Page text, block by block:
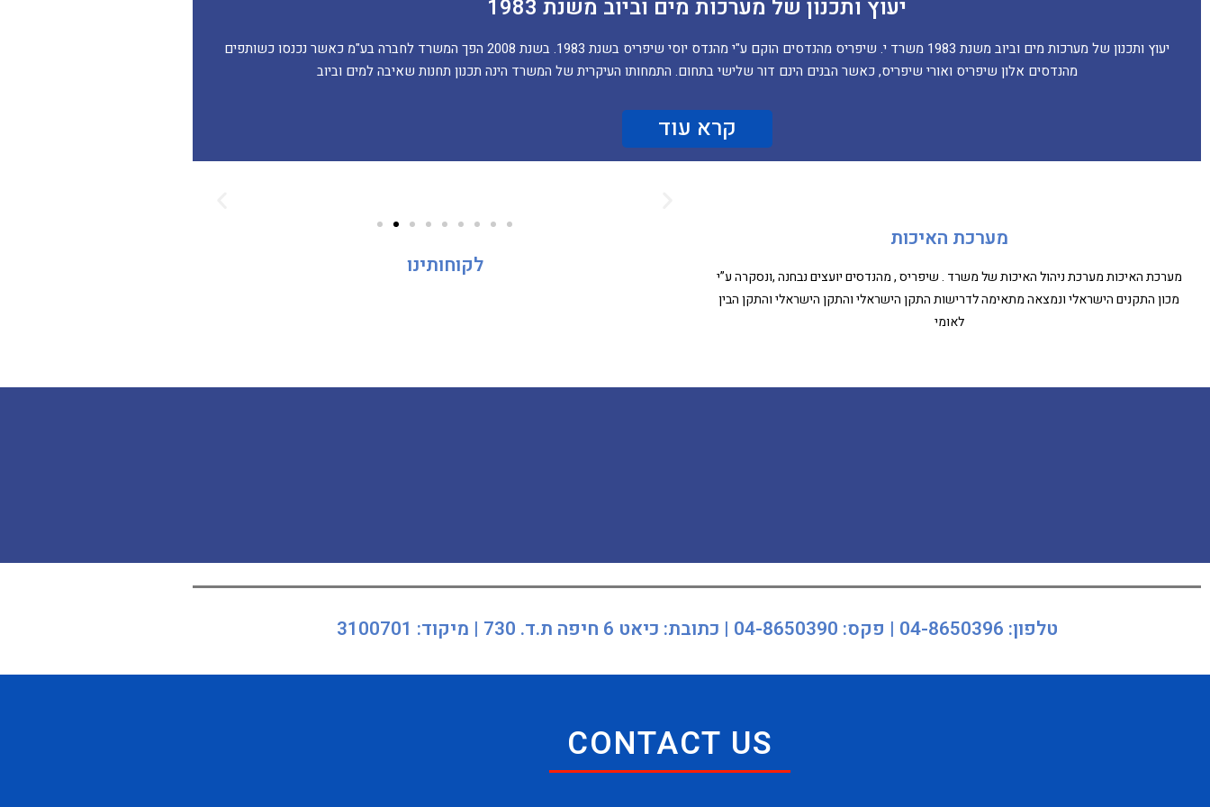
יעוץ ותכנון של מערכות מים וביוב משנת 1983
יעוץ ותכנון של מערכות מים וביוב משנת 1983 משרד י. שיפריס מהנדסים הוקם ע"י מהנדס יוסי שיפריס בשנת 1983. בשנת 2008 הפך המשרד לחברה בע"מ כאשר נכנסו כשותפים
מהנדסים אלון שיפריס ואורי שיפריס, כאשר הבנים הינם דור שלישי בתחום. התמחותו העיקרית של המשרד הינה תכנון תחנות שאיבה למים וביוב
קרא עוד
מערכת האיכות
מערכת האיכות מערכת ניהול האיכות של משרד . שיפריס , מהנדסים יועצים נבחנה ,ונסקרה ע”י
מכון התקנים הישראלי ונמצאה מתאימה לדרישות התקן הישראלי והתקן הישראלי והתקן הבין
לאומי
לקוחותינו
טלפון: 04-8650396 | פקס: 04-8650390 | כתובת: כיאט 6 חיפה ת.ד. 730 | מיקוד: 3100701
CONTACT US